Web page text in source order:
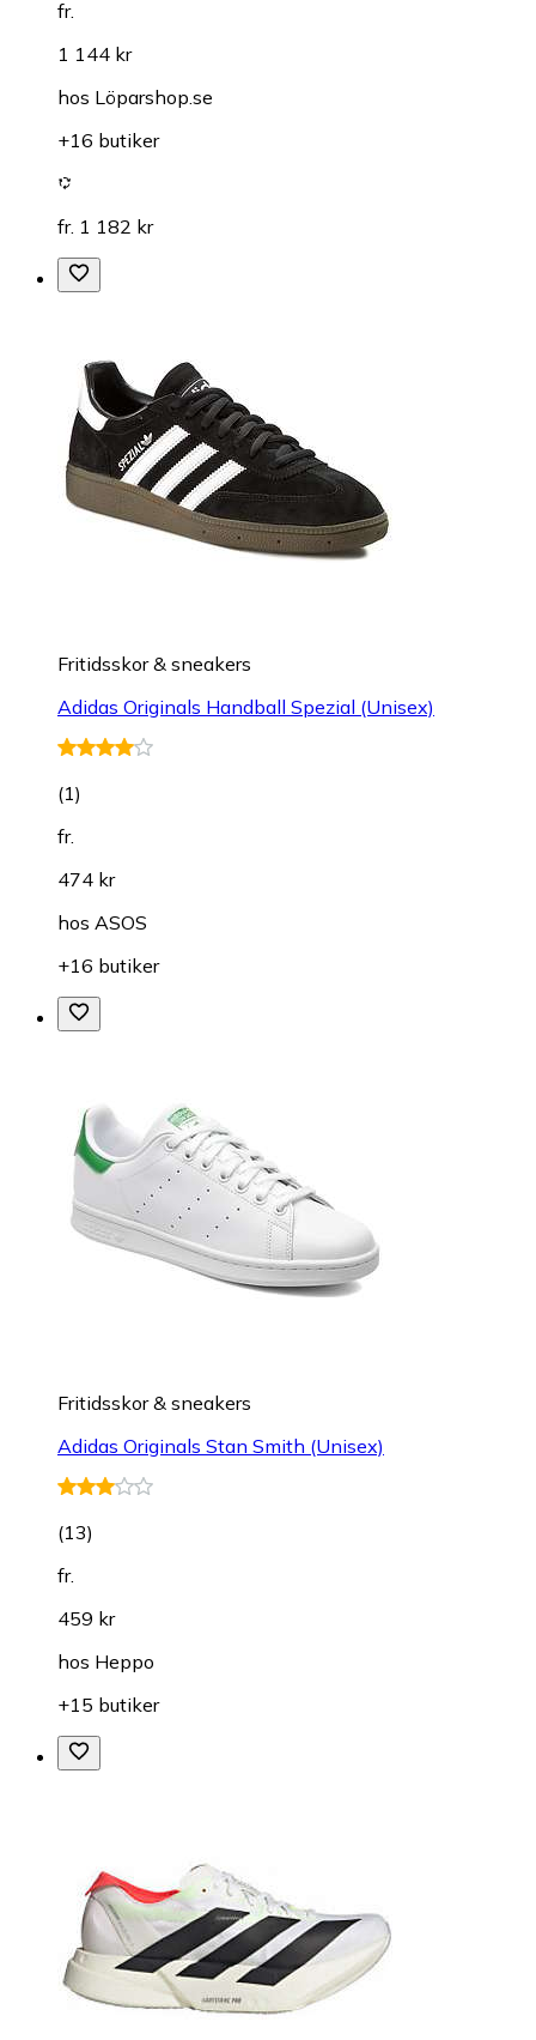
fr.
1 144 kr
hos Löparshop.se
+16 butiker
fr. 1 182 kr
Fritidsskor & sneakers
Adidas Originals Handball Spezial (Unisex)
(1)
fr.
474 kr
hos ASOS
+16 butiker
Fritidsskor & sneakers
Adidas Originals Stan Smith (Unisex)
(13)
fr.
459 kr
hos Heppo
+15 butiker